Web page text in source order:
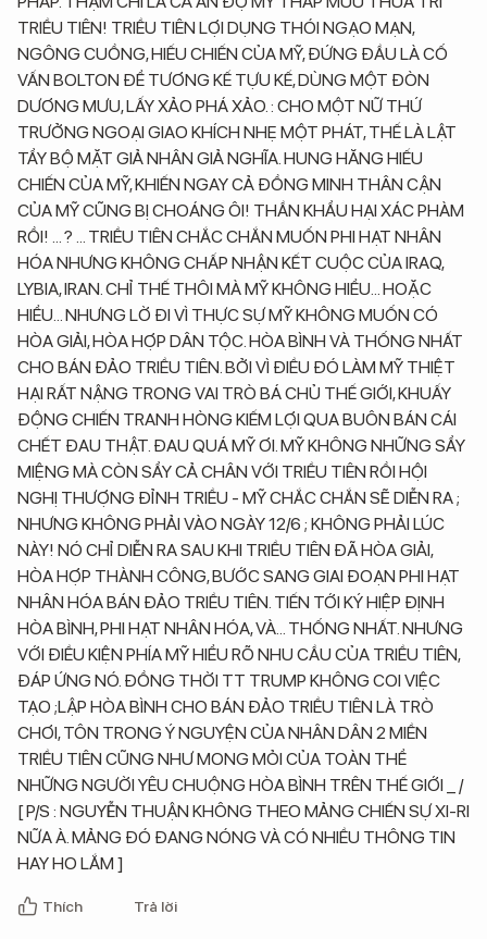
TRIỀU TIÊN! TRIỀU TIÊN LỢI DỤNG THÓI NGẠO MẠN,
NGÔNG CUỒNG, HIẾU CHIẾN CỦA MỸ, ĐỨNG ĐẦU LÀ CỐ
VẤN BOLTON ĐỂ TƯƠNG KẾ TỰU KẾ, DÙNG MỘT ĐÒN
DƯƠNG MƯU, LẤY XẢO PHÁ XẢO. : CHO MỘT NỮ THỨ
TRƯỞNG NGOẠI GIAO KHÍCH NHẸ MỘT PHÁT, THẾ LÀ LẬT
TẨY BỘ MẶT GIẢ NHÂN GIẢ NGHĨA. HUNG HĂNG HIẾU
CHIẾN CỦA MỸ, KHIẾN NGAY CẢ ĐỒNG MINH THÂN CẬN
CỦA MỸ CŨNG BỊ CHOÁNG ÔI! THẦN KHẨU HẠI XÁC PHÀM
RỒI! ... ? ... TRIỀU TIÊN CHẮC CHẮN MUỐN PHI HẠT NHÂN
HÓA NHƯNG KHÔNG CHẤP NHẬN KẾT CUỘC CỦA IRAQ,
LYBIA, IRAN. CHỈ THẾ THÔI MÀ MỸ KHÔNG HIỂU... HOẶC
HIỂU... NHƯNG LỜ ĐI VÌ THỰC SỰ MỸ KHÔNG MUỐN CÓ
HÒA GIẢI, HÒA HỢP DÂN TỘC. HÒA BÌNH VÀ THỐNG NHẤT
CHO BÁN ĐẢO TRIỀU TIÊN. BỞI VÌ ĐIỀU ĐÓ LÀM MỸ THIỆT
HẠI RẤT NẬNG TRONG VAI TRÒ BÁ CHỦ THẾ GIỚI, KHUẤY
ĐỘNG CHIẾN TRANH HÒNG KIẾM LỢI QUA BUÔN BÁN CÁI
CHẾT ĐAU THẬT. ĐAU QUÁ MỸ ƠI. MỸ KHÔNG NHỮNG SẨY
MIỆNG MÀ CÒN SẨY CẢ CHÂN VỚI TRIỀU TIÊN RỒI HỘI
NGHỊ THƯỢNG ĐỈNH TRIỀU - MỸ CHẮC CHẮN SẼ DIỄN RA ;
NHƯNG KHÔNG PHẢI VÀO NGÀY 12/6 ; KHÔNG PHẢI LÚC
NÀY! NÓ CHỈ DIỄN RA SAU KHI TRIỀU TIÊN ĐÃ HÒA GIẢI,
HÒA HỢP THÀNH CÔNG, BƯỚC SANG GIAI ĐOẠN PHI HẠT
NHÂN HÓA BÁN ĐẢO TRIỀU TIÊN. TIẾN TỚI KÝ HIỆP ĐỊNH
HÒA BÌNH, PHI HẠT NHÂN HÓA, VÀ... THỐNG NHẤT. NHƯNG
VỚI ĐIỀU KIỆN PHÍA MỸ HIỂU RÕ NHU CẦU CỦA TRIỀU TIÊN,
ĐÁP ỨNG NÓ. ĐỒNG THỜI TT TRUMP KHÔNG COI VIỆC
TẠO ;LẬP HÒA BÌNH CHO BÁN ĐẢO TRIỀU TIÊN LÀ TRÒ
CHƠI, TÔN TRONG Ý NGUYỆN CỦA NHÂN DÂN 2 MIỀN
TRIỀU TIÊN CŨNG NHƯ MONG MỎI CỦA TOÀN THỂ
NHỮNG NGƯỜI YÊU CHUỘNG HÒA BÌNH TRÊN THẾ GIỚI _ /
[ P/S : NGUYỄN THUẬN KHÔNG THEO MẢNG CHIẾN SỰ XI-RI
NỮA À. MẢNG ĐÓ ĐANG NÓNG VÀ CÓ NHIỀU THÔNG TIN
HAY HO LẮM ]
Thích Trả lời